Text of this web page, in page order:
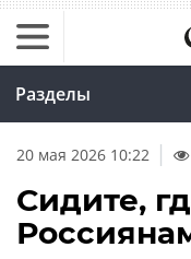
Разделы
20 мая 2026 10:22
Сидите,